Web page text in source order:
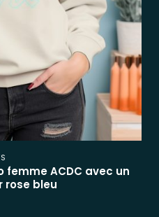
femme ACDC avec un
rose bleu